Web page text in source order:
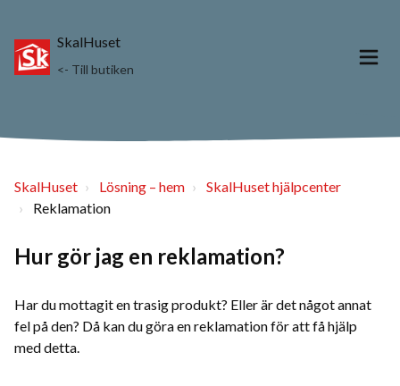
SkalHuset
<- Till butiken
SkalHuset Lösning – hem
SkalHuset hjälpcenter
Reklamation
Hur gör jag en reklamation?
Har du mottagit en trasig produkt? Eller är det något annat
fel på den? Då kan du göra en reklamation för att få hjälp
med detta.